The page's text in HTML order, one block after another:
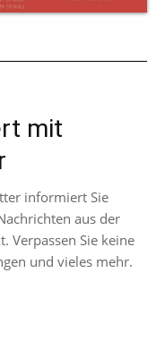
mit
informiert Sie
aus der
Verpassen Sie keine
und vieles mehr.